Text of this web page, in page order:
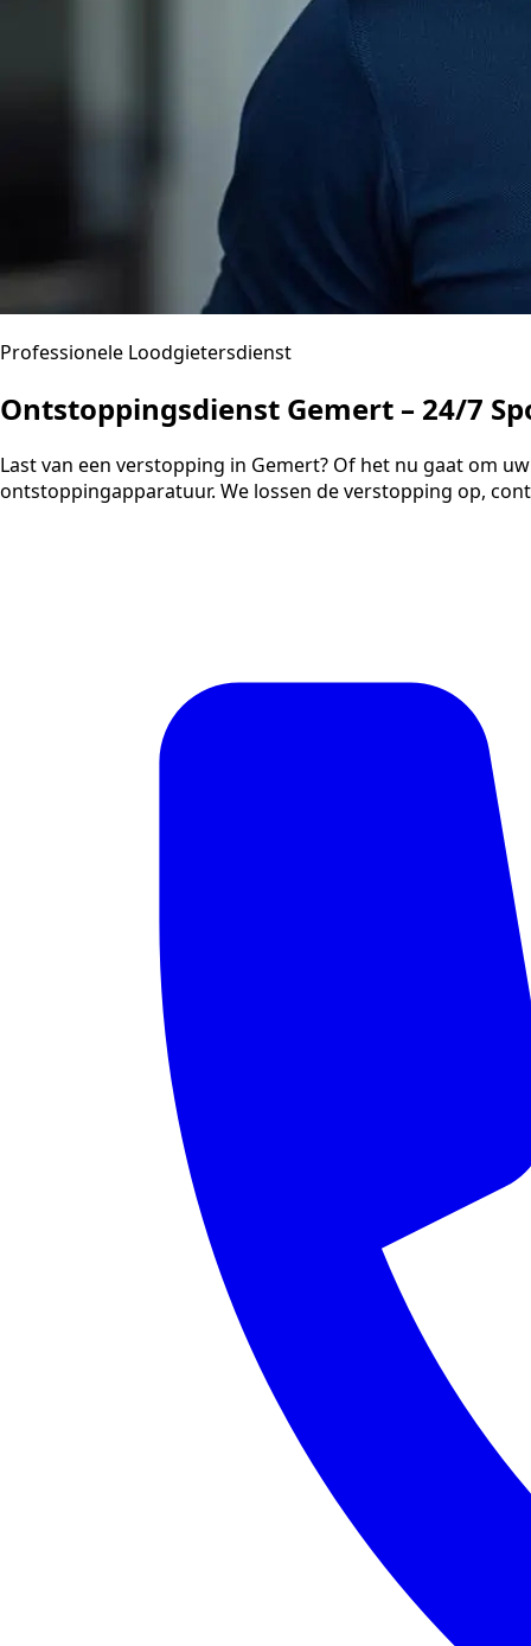
Professionele Loodgietersdienst
Ontstoppingsdienst Gemert – 24/7
Last van een verstopping in Gemert? Of het nu gaat om
ontstoppingapparatuur. We lossen de verstopping op,